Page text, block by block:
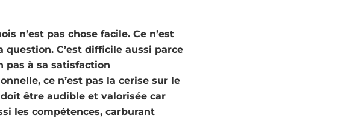
n’est pas chose facile. Ce n’est
C’est difficile aussi parce
pas à sa satisfaction
ce n’est pas la cerise sur le
être audible et valorisée car
les compétences, carburant